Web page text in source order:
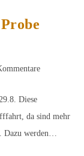
Diese
da sind mehr
Dazu werden…